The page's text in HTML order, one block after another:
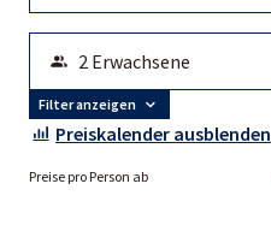
Filter anzeigen
Preiskalender ausblenden
Preise pro Person ab